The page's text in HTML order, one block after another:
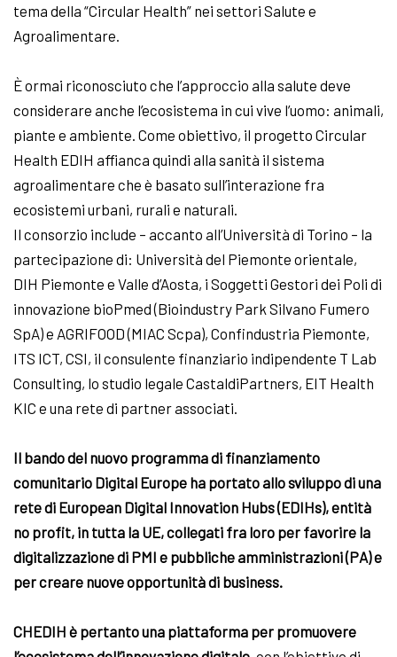
tema della “Circular Health” nei settori Salute e
Agroalimentare.
È ormai riconosciuto che l’approccio alla salute deve
considerare anche l’ecosistema in cui vive l’uomo: animali,
piante e ambiente. Come obiettivo, il progetto Circular
Health EDIH affianca quindi alla sanità il sistema
agroalimentare che è basato sull’interazione fra
ecosistemi urbani, rurali e naturali.
Il consorzio include – accanto all’Università di Torino – la
partecipazione di: Università del Piemonte orientale,
DIH Piemonte e Valle d’Aosta, i Soggetti Gestori dei Poli di
innovazione bioPmed (Bioindustry Park Silvano Fumero
SpA) e AGRIFOOD (MIAC Scpa), Confindustria Piemonte,
ITS ICT, CSI, il consulente finanziario indipendente T Lab
Consulting, lo studio legale CastaldiPartners, EIT Health
KIC e una rete di partner associati.
Il bando del nuovo programma di finanziamento
comunitario Digital Europe ha portato allo sviluppo di una
rete di European Digital Innovation Hubs (EDIHs), entità
no profit, in tutta la UE, collegati fra loro per favorire la
digitalizzazione di PMI e pubbliche amministrazioni (PA) e
per creare nuove opportunità di business.
CHEDIH è pertanto una piattaforma per promuovere